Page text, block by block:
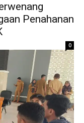
Penahanan
0